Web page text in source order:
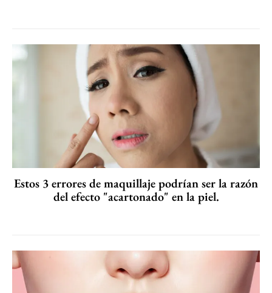
Estos 3 errores de maquillaje podrían ser la razón
del efecto "acartonado" en la piel.